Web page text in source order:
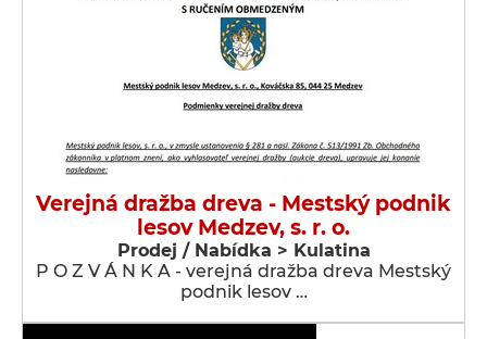
Verejná dražba dreva - Mestský podnik
lesov Medzev, s. r. o.
Prodej / Nabídka > Kulatina
P O Z V Á N K A - verejná dražba dreva Mestský
podnik lesov …